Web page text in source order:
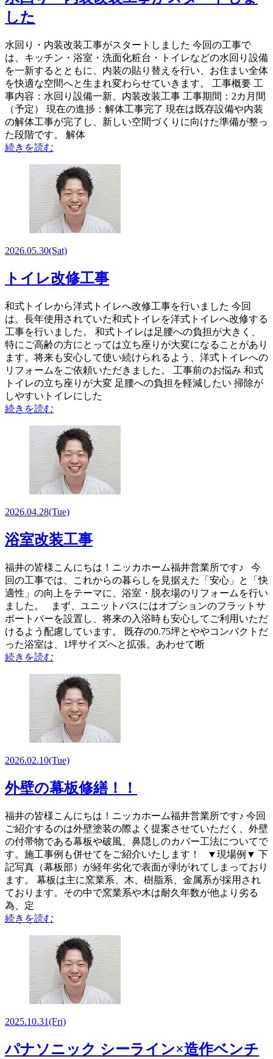
した
水回り・内装改装工事がスタートしました 今回の工事で
は、キッチン・浴室・洗面化粧台・トイレなどの水回り設備
を一新するとともに、内装の貼り替えを行い、お住まい全体
を快適な空間へと生まれ変わらせていきます。 工事概要 工
事内容：水回り設備一新、内装改装工事 工事期間：2カ月間
（予定） 現在の進捗：解体工事完了 現在は既存設備や内装
の解体工事が完了し、新しい空間づくりに向けた準備が整っ
た段階です。 解体
続きを読む
2026.05.30(Sat)
トイレ改修工事
和式トイレから洋式トイレへ改修工事を行いました 今回
は、長年使用されていた和式トイレを洋式トイレへ改修する
工事を行いました。 和式トイレは足腰への負担が大きく、
特にご高齢の方にとっては立ち座りが大変になることがあり
ます。将来も安心して使い続けられるよう、洋式トイレへの
リフォームをご依頼いただきました。 工事前のお悩み 和式
トイレの立ち座りが大変 足腰への負担を軽減したい 掃除が
しやすいトイレにした
続きを読む
2026.04.28(Tue)
浴室改装工事
福井の皆様こんにちは！ニッカホーム福井営業所です♪ 今
回の工事では、これからの暮らしを見据えた「安心」と「快
適性」の向上をテーマに、浴室・脱衣場のリフォームを行い
ました。 まず、ユニットバスにはオプションのフラットサ
ポートバーを設置し、将来の入浴時も安心してご利用いただ
けるよう配慮しています。 既存の0.75坪とややコンパクトだ
った浴室は、1坪サイズへと拡張。あわせて断
続きを読む
2026.02.10(Tue)
外壁の幕板修繕！！
福井の皆様こんにちは！ニッカホーム福井営業所です♪ 今回
ご紹介するのは外壁塗装の際よく提案させていただく、外壁
の付帯物である幕板や破風、鼻隠しのカバー工法についてで
す。施工事例も併せてをご紹介いたします！ ▼現場例▼ 下
記写真（幕板部）が経年劣化で表面が剥がれてしまっており
ます。 幕板は主に窯業系、木、樹脂系、金属系が採用され
ております。その中で窯業系や木は耐久年数が他より劣る
為、定
続きを読む
2025.10.31(Fri)
パナソニック シーライン×造作ベンチ